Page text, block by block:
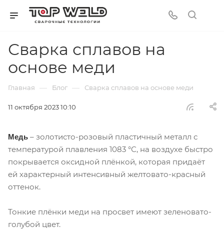
Сварка сплавов на
основе меди
Главная — Блог — Сварка сплавов на основе меди
11 октября 2023 10:10
Медь – золотисто-розовый пластичный металл с
температурой плавления 1083 °С, на воздухе быстро
покрывается оксидной плёнкой, которая придаёт
ей характерный интенсивный желтовато-красный
оттенок.
Тонкие плёнки меди на просвет имеют зеленовато-
голубой цвет.